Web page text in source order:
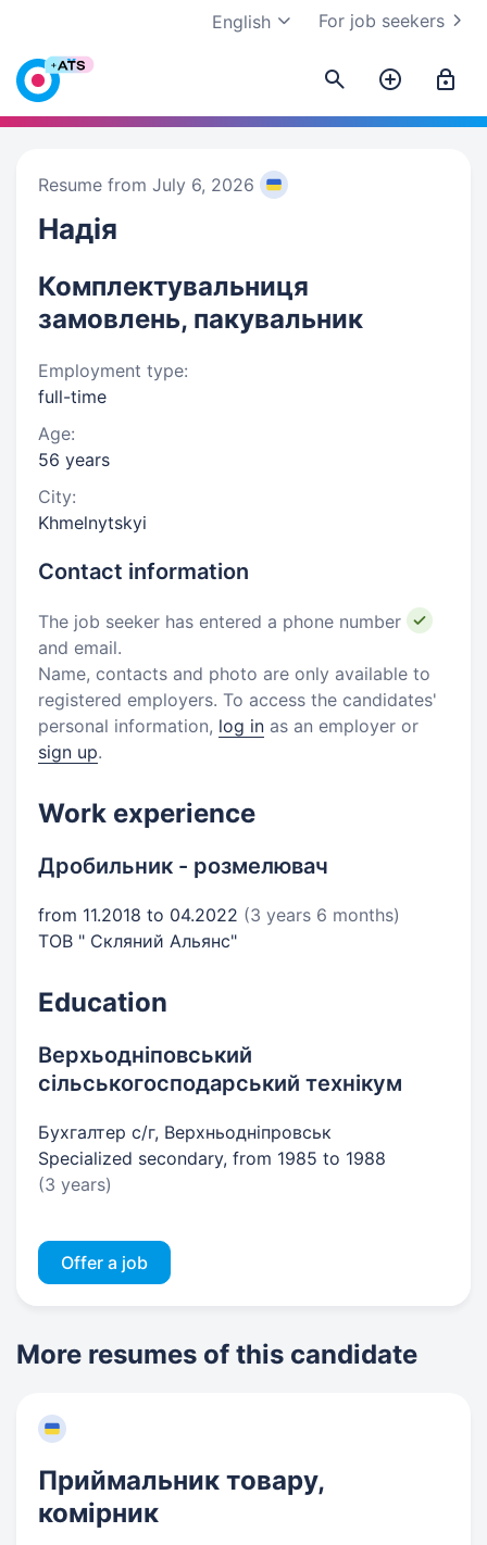
For job seekers
English
Resume from July 6, 2026
Надія
Комплектувальниця
замовлень, пакувальник
Employment type:
full-time
Age:
56 years
City:
Khmelnytskyi
Contact information
The job seeker has entered a phone number
and email.
Name, contacts and photo are only available to
registered employers. To access the candidates'
personal information, log in as an employer or
sign up.
Work experience
Дробильник - розмелювач
from 11.2018 to 04.2022 (3 years 6 months)
ТОВ " Скляний Альянс"
Education
Верхьодніповський
сільськогосподарський технікум
Бухгалтер с/г, Верхньодніпровськ
Specialized secondary, from 1985 to 1988
(3 years)
Offer a job
More resumes of this candidate
Приймальник товару,
комірник